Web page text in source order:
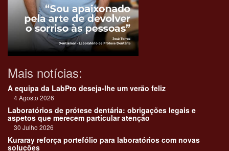
Mais notícias:
A equipa da LabPro deseja-lhe um verão feliz
4 Agosto 2026
Laboratórios de prótese dentária: obrigações legais e
aspetos que merecem particular atenção
30 Julho 2026
Kuraray reforça portefólio para laboratórios com novas
soluções